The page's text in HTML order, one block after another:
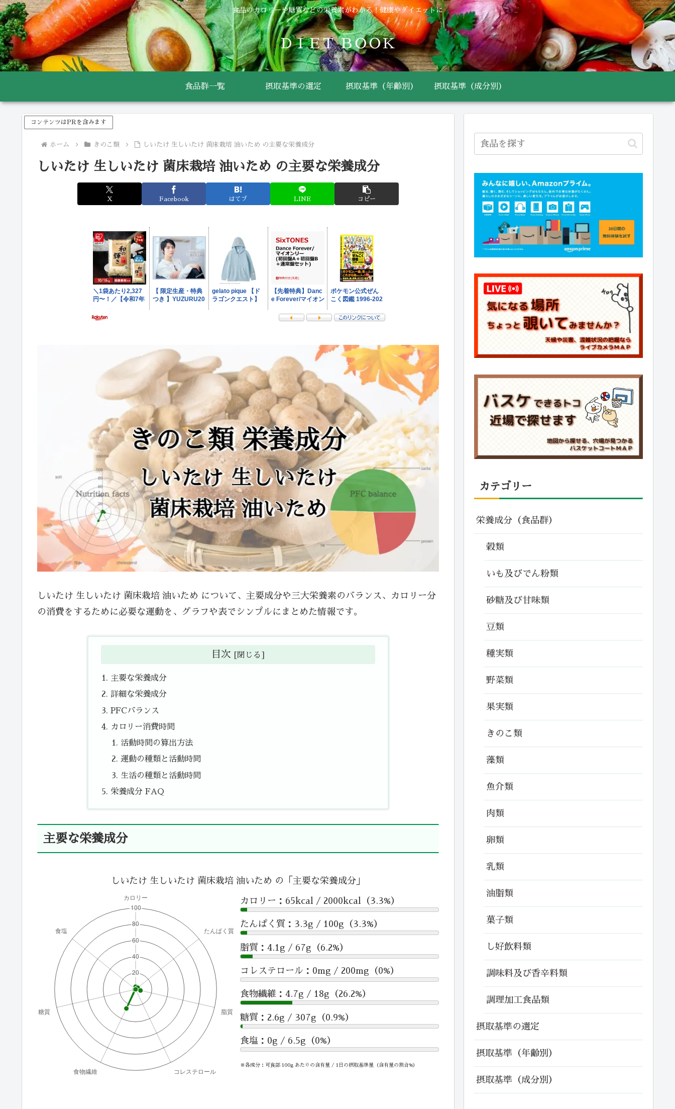
食品のカロリーや糖質などの栄養素がわかる！健康やダイエットに
ＤＩＥＴ ＢＯＯＫ
食品群一覧 摂取基準の選定 摂取基準（年齢別） 摂取基準（成分別）
コンテンツはPRを含みます
ホーム きのこ類 しいたけ 生しいたけ 菌床栽培 油いため の主要な栄養成分
しいたけ 生しいたけ 菌床栽培 油いため の主要な栄養成分
X Facebook はてブ LINE コピー
しいたけ 生しいたけ 菌床栽培 油いため について、主要成分や三大栄養素のバランス、カロリー分
の消費をするために必要な運動を、グラフや表でシンプルにまとめた情報です。
目次
主要な栄養成分
詳細な栄養成分
PFCバランス
カロリー消費時間
活動時間の算出方法
運動の種類と活動時間
生活の種類と活動時間
栄養成分 FAQ
主要な栄養成分
しいたけ 生しいたけ 菌床栽培 油いため の「主要な栄養成分」
カロリー：65kcal / 2000kcal（3.3%）
たんぱく質：3.3g / 100g（3.3%）
脂質：4.1g / 67g（6.2%）
コレステロール：0mg / 200mg（0%）
食物繊維：4.7g / 18g（26.2%）
糖質：2.6g / 307g（0.9%）
食塩：0g / 6.5g（0%）
※各成分：可食部 100g あたりの含有量 / 1日の摂取基準量（含有量の割合%）
カテゴリー
栄養成分（食品群）
穀類
いも及びでん粉類
砂糖及び甘味類
豆類
種実類
野菜類
果実類
きのこ類
藻類
魚介類
肉類
卵類
乳類
油脂類
菓子類
し好飲料類
調味料及び香辛料類
調理加工食品類
摂取基準の選定
摂取基準（年齢別）
摂取基準（成分別）